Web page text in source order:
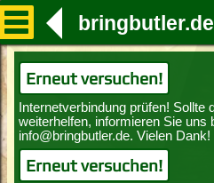
bringbutler.de
Erneut versuchen!
Erneut versuchen!